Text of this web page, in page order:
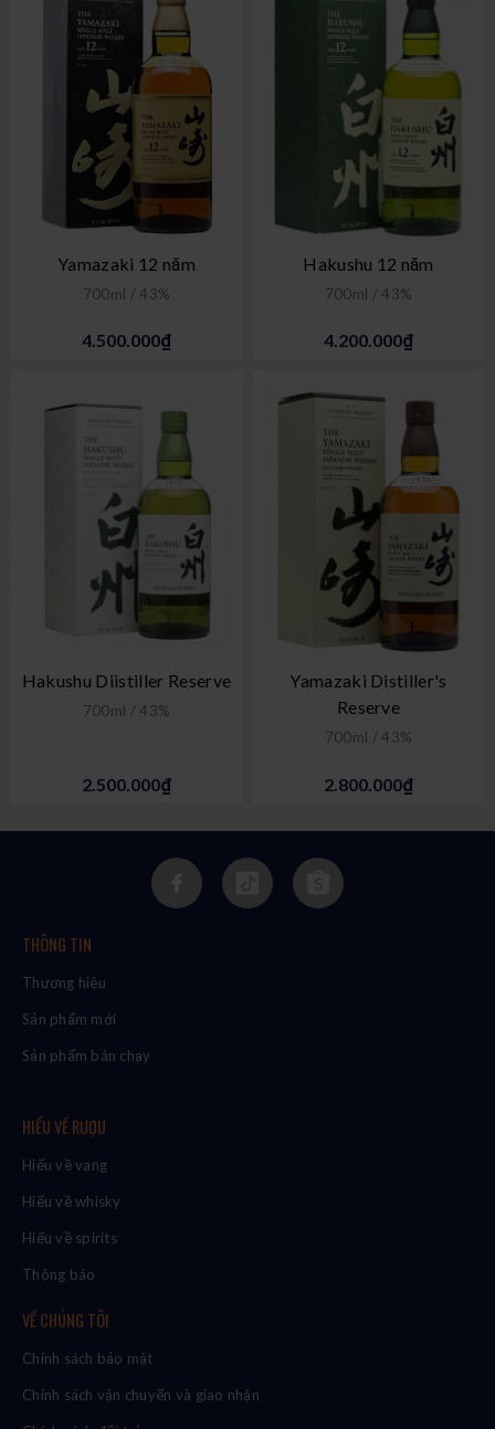
Yamazaki 12 năm
700ml / 43%
4.500.000₫
Hakushu 12 năm
700ml / 43%
4.200.000₫
Hakushu Diistiller Reserve
700ml / 43%
2.500.000₫
Yamazaki Distiller's
Reserve
700ml / 43%
2.800.000₫
THÔNG TIN
Thương hiệu
Sản phẩm mới
Sản phẩm bán chạy
HIỂU VỀ RƯỢU
Hiểu về vang
Hiểu về whisky
Hiểu về spirits
Thông báo
VỀ CHÚNG TÔI
Chính sách bảo mật
Chính sách vận chuyển và giao nhận